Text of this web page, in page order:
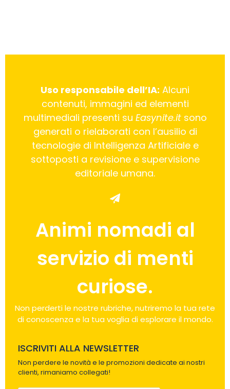
Uso responsabile dell’IA: Alcuni
contenuti, immagini ed elementi
multimediali presenti su Easynite.itsono
generati o rielaborati con l’ausilio di
tecnologie di Intelligenza Artificiale e
sottoposti a revisione e supervisione
editoriale umana.
Animi nomadi al
servizio di menti
curiose.
Non perderti le nostre rubriche, nutriremo la tua rete
di conoscenza e la tua voglia di esplorare il mondo.
ISCRIVITI ALLA NEWSLETTER
Non perdere le novità e le promozioni dedicate ai nostri
clienti, rimaniamo collegati!